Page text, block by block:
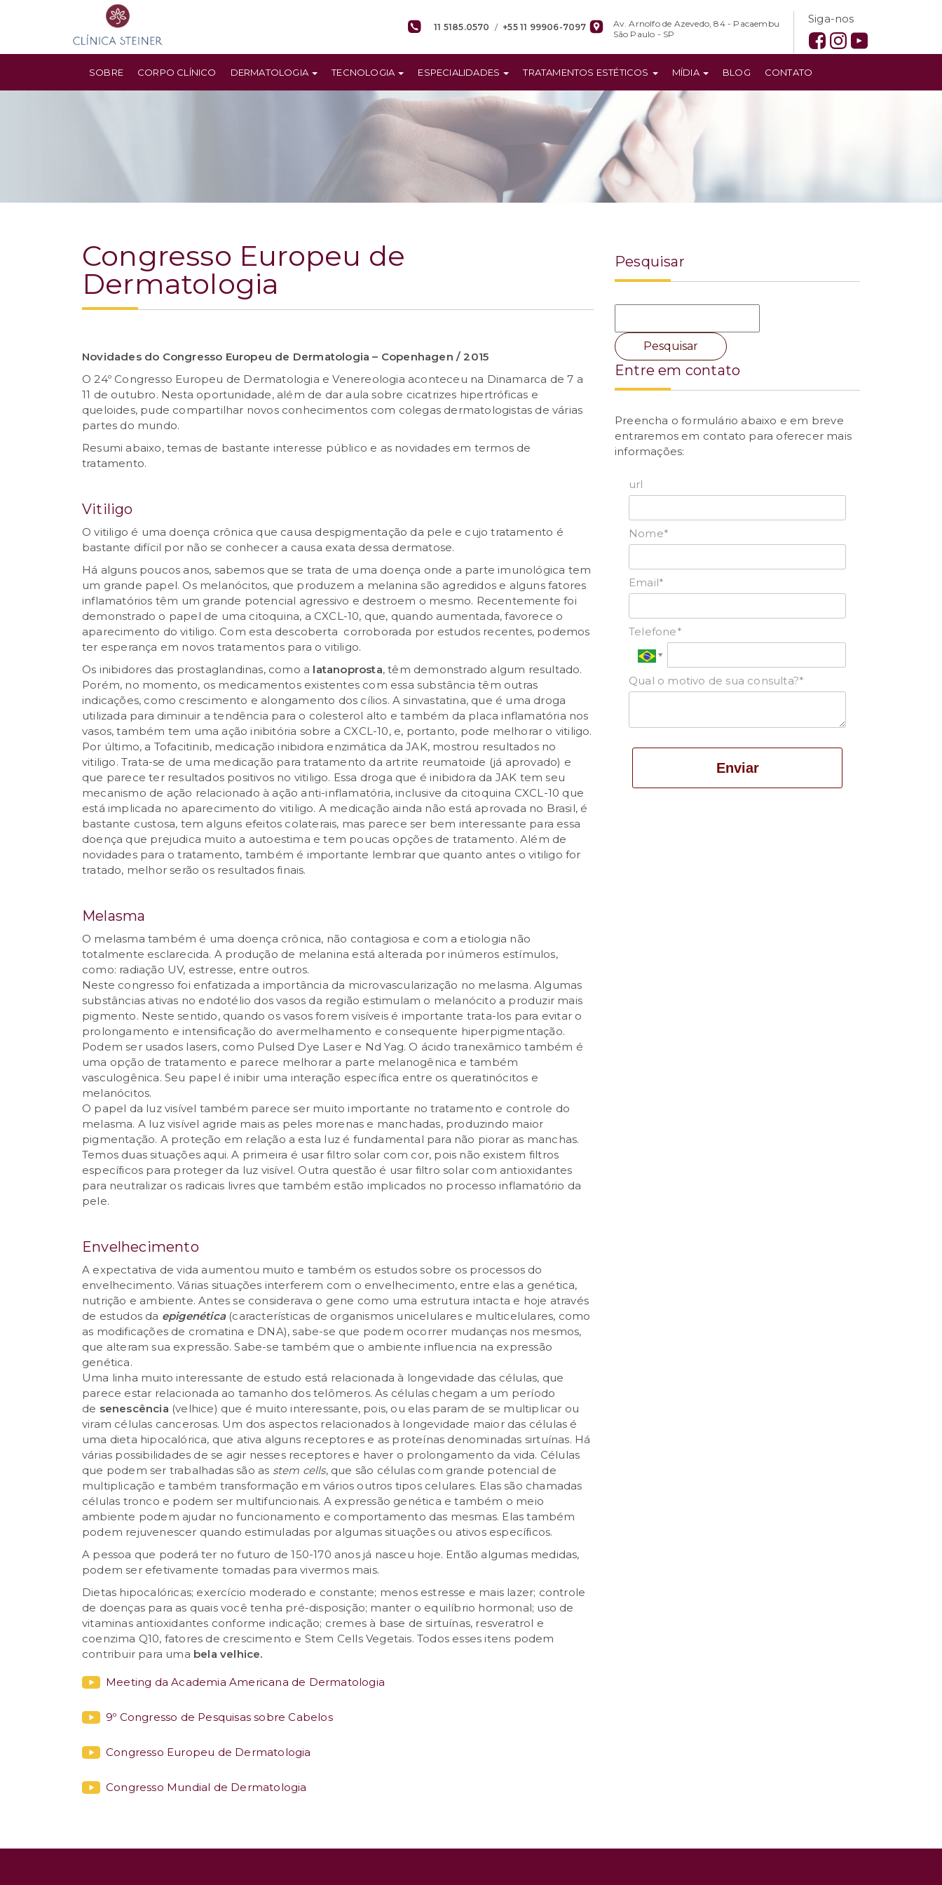
11 5185.0570 / +55 11 99906-7097
Av. Arnolfo de Azevedo, 84 - Pacaembu
São Paulo - SP
Siga-nos
SOBRE CORPO CLÍNICO DERMATOLOGIA TECNOLOGIA ESPECIALIDADES TRATAMENTOS ESTÉTICOS MÍDIA BLOG CONTATO
Congresso Europeu de
Dermatologia
Novidades do Congresso Europeu de Dermatologia – Copenhagen / 2015
O 24º Congresso Europeu de Dermatologia e Venereologia aconteceu na Dinamarca de 7 a
11 de outubro. Nesta oportunidade, além de dar aula sobre cicatrizes hipertróficas e
queloides, pude compartilhar novos conhecimentos com colegas dermatologistas de várias
partes do mundo.
Resumi abaixo, temas de bastante interesse público e as novidades em termos de
tratamento.
Vitiligo
O vitiligo é uma doença crônica que causa despigmentação da pele e cujo tratamento é
bastante difícil por não se conhecer a causa exata dessa dermatose.
Há alguns poucos anos, sabemos que se trata de uma doença onde a parte imunológica tem
um grande papel. Os melanócitos, que produzem a melanina são agredidos e alguns fatores
inflamatórios têm um grande potencial agressivo e destroem o mesmo. Recentemente foi
demonstrado o papel de uma citoquina, a CXCL-10, que, quando aumentada, favorece o
aparecimento do vitiligo. Com esta descoberta corroborada por estudos recentes, podemos
ter esperança em novos tratamentos para o vitiligo.
Os inibidores das prostaglandinas, como a latanoprosta, têm demonstrado algum resultado.
Porém, no momento, os medicamentos existentes com essa substância têm outras
indicações, como crescimento e alongamento dos cílios. A sinvastatina, que é uma droga
utilizada para diminuir a tendência para o colesterol alto e também da placa inflamatória nos
vasos, também tem uma ação inibitória sobre a CXCL-10, e, portanto, pode melhorar o vitiligo.
Por último, a Tofacitinib, medicação inibidora enzimática da JAK, mostrou resultados no
vitiligo. Trata-se de uma medicação para tratamento da artrite reumatoide (já aprovado) e
que parece ter resultados positivos no vitiligo. Essa droga que é inibidora da JAK tem seu
mecanismo de ação relacionado à ação anti-inflamatória, inclusive da citoquina CXCL-10 que
está implicada no aparecimento do vitiligo. A medicação ainda não está aprovada no Brasil, é
bastante custosa, tem alguns efeitos colaterais, mas parece ser bem interessante para essa
doença que prejudica muito a autoestima e tem poucas opções de tratamento. Além de
novidades para o tratamento, também é importante lembrar que quanto antes o vitiligo for
tratado, melhor serão os resultados finais.
Melasma
O melasma também é uma doença crônica, não contagiosa e com a etiologia não
totalmente esclarecida. A produção de melanina está alterada por inúmeros estímulos,
como: radiação UV, estresse, entre outros.
Neste congresso foi enfatizada a importância da microvascularização no melasma. Algumas
substâncias ativas no endotélio dos vasos da região estimulam o melanócito a produzir mais
pigmento. Neste sentido, quando os vasos forem visíveis é importante trata-los para evitar o
prolongamento e intensificação do avermelhamento e consequente hiperpigmentação.
Podem ser usados lasers, como Pulsed Dye Laser e Nd Yag. O ácido tranexâmico também é
uma opção de tratamento e parece melhorar a parte melanogênica e também
vasculogênica. Seu papel é inibir uma interação específica entre os queratinócitos e
melanócitos.
O papel da luz visível também parece ser muito importante no tratamento e controle do
melasma. A luz visível agride mais as peles morenas e manchadas, produzindo maior
pigmentação. A proteção em relação a esta luz é fundamental para não piorar as manchas.
Temos duas situações aqui. A primeira é usar filtro solar com cor, pois não existem filtros
específicos para proteger da luz visível. Outra questão é usar filtro solar com antioxidantes
para neutralizar os radicais livres que também estão implicados no processo inflamatório da
pele.
Envelhecimento
A expectativa de vida aumentou muito e também os estudos sobre os processos do
envelhecimento. Várias situações interferem com o envelhecimento, entre elas a genética,
nutrição e ambiente. Antes se considerava o gene como uma estrutura intacta e hoje através
de estudos da epigenética (características de organismos unicelulares e multicelulares, como
as modificações de cromatina e DNA), sabe-se que podem ocorrer mudanças nos mesmos,
que alteram sua expressão. Sabe-se também que o ambiente influencia na expressão
genética.
Uma linha muito interessante de estudo está relacionada à longevidade das células, que
parece estar relacionada ao tamanho dos telômeros. As células chegam a um período
de senescência (velhice) que é muito interessante, pois, ou elas param de se multiplicar ou
viram células cancerosas. Um dos aspectos relacionados à longevidade maior das células é
uma dieta hipocalórica, que ativa alguns receptores e as proteínas denominadas sirtuínas. Há
várias possibilidades de se agir nesses receptores e haver o prolongamento da vida. Células
que podem ser trabalhadas são as stem cells, que são células com grande potencial de
multiplicação e também transformação em vários outros tipos celulares. Elas são chamadas
células tronco e podem ser multifuncionais. A expressão genética e também o meio
ambiente podem ajudar no funcionamento e comportamento das mesmas. Elas também
podem rejuvenescer quando estimuladas por algumas situações ou ativos específicos.
A pessoa que poderá ter no futuro de 150-170 anos já nasceu hoje. Então algumas medidas,
podem ser efetivamente tomadas para vivermos mais.
Dietas hipocalóricas; exercício moderado e constante; menos estresse e mais lazer; controle
de doenças para as quais você tenha pré-disposição; manter o equilíbrio hormonal; uso de
vitaminas antioxidantes conforme indicação; cremes à base de sirtuínas, resveratrol e
coenzima Q10, fatores de crescimento e Stem Cells Vegetais. Todos esses itens podem
contribuir para uma bela velhice.
Meeting da Academia Americana de Dermatologia
9º Congresso de Pesquisas sobre Cabelos
Congresso Europeu de Dermatologia
Congresso Mundial de Dermatologia
Pesquisar
Entre em contato
Preencha o formulário abaixo e em breve
entraremos em contato para oferecer mais
informações:
url
Nome*
Email*
Telefone*
Qual o motivo de sua consulta?*
Enviar